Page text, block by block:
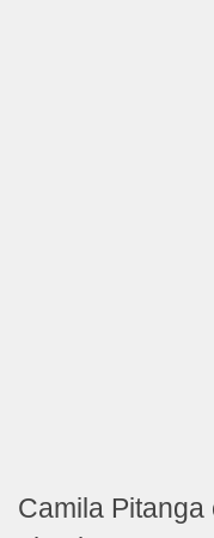
Camila